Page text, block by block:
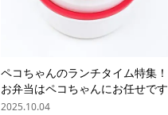
ペコちゃんのランチタイム特集！
お弁当はペコちゃんにお任せです
2025.10.04